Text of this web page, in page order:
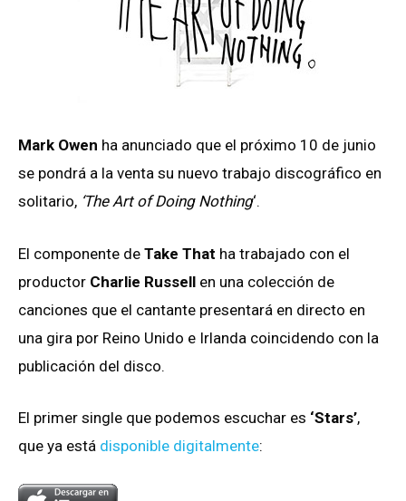
Mark Owen ha anunciado que el próximo 10 de junio
se pondrá a la venta su nuevo trabajo discográfico en
solitario, ‘The Art of Doing Nothing‘.
El componente de Take That ha trabajado con el
productor Charlie Russell en una colección de
canciones que el cantante presentará en directo en
una gira por Reino Unido e Irlanda coincidendo con la
publicación del disco.
El primer single que podemos escuchar es ‘Stars’,
que ya está disponible digitalmente: